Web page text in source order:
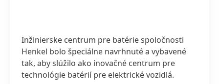
Inžinierske centrum pre batérie spoločnosti
Henkel bolo špeciálne navrhnuté a vybavené
tak, aby slúžilo ako inovačné centrum pre
technológie batérií pre elektrické vozidlá.